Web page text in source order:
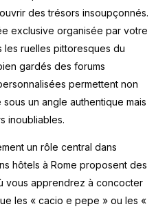
des trésors insoupçonnés.
exclusive organisée par votre
les ruelles pittoresques du
gardés des forums
permettent non
un angle authentique mais
inoubliables.
un rôle central dans
hôtels à Rome proposent des
vous apprendrez à concocter
les « cacio e pepe » ou les «